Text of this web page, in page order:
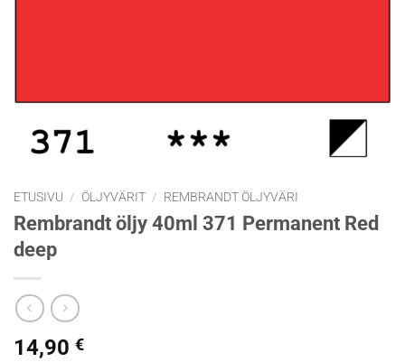
ETUSIVU / ÖLJYVÄRIT / REMBRANDT ÖLJYVÄRI
Rembrandt öljy 40ml 371 Permanent Red
deep
14,90 €